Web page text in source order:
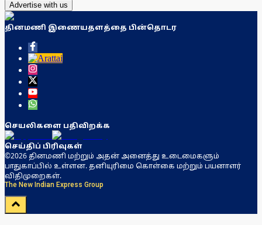
Advertise with us
தினமணி இணையதளத்தை பின்தொடர
செயலிகளை பதிவிறக்க
செய்திப் பிரிவுகள்
©2026 தினமணி மற்றும் அதன் அனைத்து உடைமைகளும்
பாதுகாப்பில் உள்ளன. தனியுரிமை கொள்கை மற்றும் பயனாளர்
விதிமுறைகள்.
The New Indian Express Group